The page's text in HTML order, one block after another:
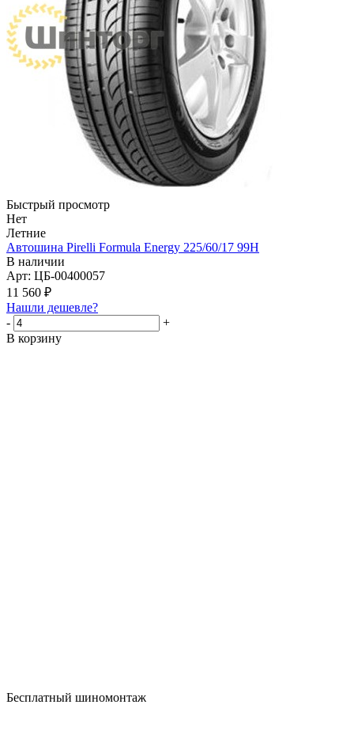
Быстрый просмотр
Нет
Летние
Автошина Pirelli Formula Energy 225/60/17 99H
В наличии
Арт: ЦБ-00400057
11 560 ₽
Нашли дешевле?
-
+
В корзину
Бесплатный шиномонтаж